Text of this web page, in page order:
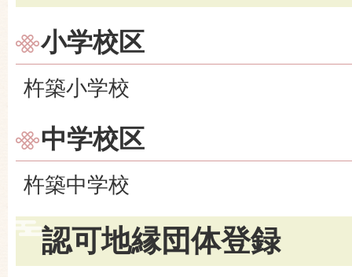
小学校区
杵築小学校
中学校区
杵築中学校
認可地縁団体登録